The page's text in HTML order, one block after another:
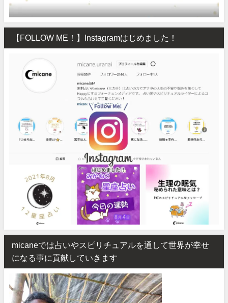
【FOLLOW ME！】Instagramはじめました！
micaneでは占いやスピリチュアルを通して世界が幸せ
になる事に貢献していきます